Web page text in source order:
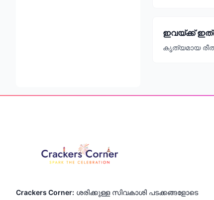
ഇവയ്ക്ക്
കൃത്യമായ
Crackers Corner: ശരിക്കുള്ള സിവകാശി പടക്കങ്ങളോടെ